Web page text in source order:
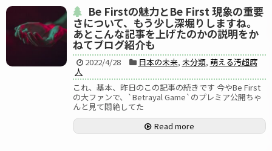
Be Firstの魅力とBe First 現象の重要
さについて、もう少し深堀りしますね。
あとこんな記事を上げたのかの説明をか
ねてブログ紹介も
2022/4/28 日本の未来, 未分類, 萌える汚超腐
人
これ、基本、昨日のこの記事の続きです 今やBe First
の大ファンで、`Betrayal Game`のプレミア公開ちゃ
んと見て悶絶してた
Read more